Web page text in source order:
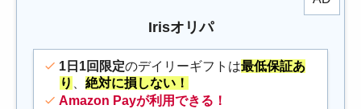
Irisオリパ
1日1回限定のデイリーギフトは最低保証あ
り
絶対に損しない！
Amazon Payが利用できる！